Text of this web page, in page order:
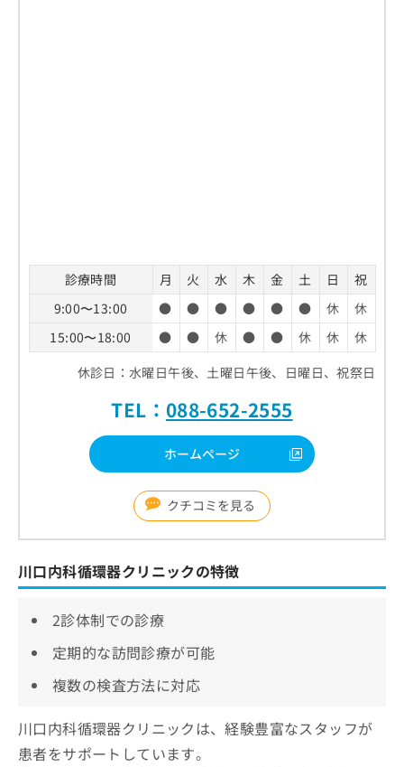
診療時間 月 火 水 木 金 土 日
祝
9:00〜13:00
● ● ● ● ● ● 休
休
15:00〜18:00
● ● 休 ● ● 休 休
休
休診日：水曜日午後、土曜日午後、日曜日、祝祭日
TEL： 088-652-2555
ホームページ
クチコミを見る
川口内科循環器クリニックの特徴
2診体制での診療
定期的な訪問診療が可能
複数の検査方法に対応
川口内科循環器クリニックは、経験豊富なスタッフが
患者をサポートしています。